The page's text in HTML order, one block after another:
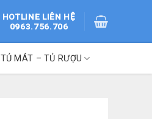
HOTLINE LIÊN HỆ
0963.756.706
TỦ MÁT – TỦ RƯỢU